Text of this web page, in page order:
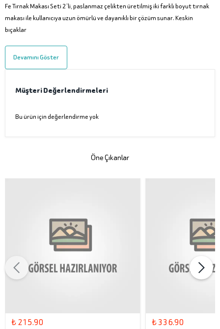
Fe Tırnak Makası Seti 2’li, paslanmaz çelikten üretilmiş iki farklı boyut tırnak
makası ile kullanıcıya uzun ömürlü ve dayanıklı bir çözüm sunar. Keskin
bıçaklar
Devamını Göster
Müşteri Değerlendirmeleri
Bu ürün için değerlendirme yok
Öne Çıkanlar
₺ 215.90 ₺ 336.90